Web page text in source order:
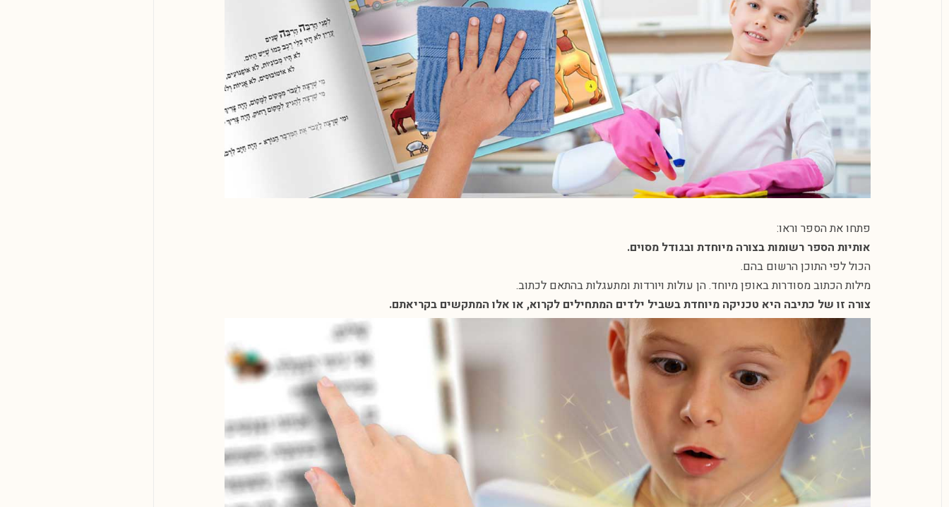
פתחו את הספר וראו:
אותיות הספר רשומות בצורה מיוחדת ובגודל מסוים.
הכול לפי התוכן הרשום בהם.
מילות הכתוב מסודרות באופן מיוחד. הן עולות ויורדות ומתעגלות בהתאם לכתוב.
צורה זו של כתיבה היא טכניקה מיוחדת בשביל ילדים המתחילים לקרוא, או אלו המתקשים בקריאתם.